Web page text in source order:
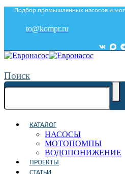
Подбор промышленных насосов и
to@kompr.ru
Поиск
КАТАЛОГ
НАСОСЫ
МОТОПОМПЫ
ВОДОПОНИЖЕНИЕ
ПРОЕКТЫ